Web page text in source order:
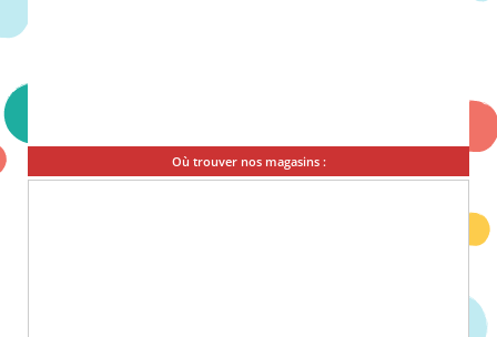
Où trouver nos magasins :